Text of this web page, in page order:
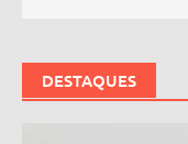
DESTAQUES